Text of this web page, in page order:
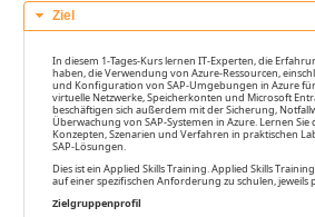
Ziel
In diesem 1-Tages-Kurs lernen IT-Experten, die
haben, die Verwendung von Azure-Ressourcen,
und Konfiguration von SAP-Umgebungen in Azure
virtuelle Netzwerke, Speicherkonten und Microsoft
beschäftigen sich außerdem mit der Sicherung,
Überwachung von SAP-Systemen in Azure. Lernen
Konzepten, Szenarien und Verfahren in praktischen
SAP-Lösungen.
Dies ist ein Applied Skills Training. Applied Skills
auf einer spezifischen Anforderung zu schulen, jeweils
Zielgruppenprofil